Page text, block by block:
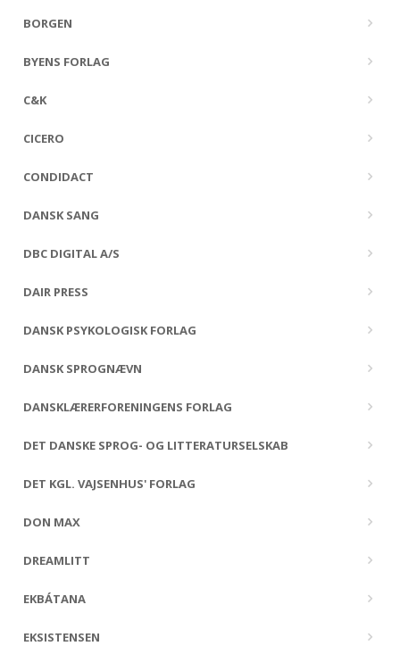
BORGEN
BYENS FORLAG
C&K
CICERO
CONDIDACT
DANSK SANG
DBC DIGITAL A/S
DAIR PRESS
DANSK PSYKOLOGISK FORLAG
DANSK SPROGNÆVN
DANSKLÆRERFORENINGENS FORLAG
DET DANSKE SPROG- OG LITTERATURSELSKAB
DET KGL. VAJSENHUS' FORLAG
DON MAX
DREAMLITT
EKBÁTANA
EKSISTENSEN